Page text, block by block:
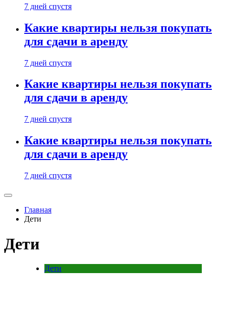
7 дней спустя
Какие квартиры нельзя покупать
для сдачи в аренду
7 дней спустя
Какие квартиры нельзя покупать
для сдачи в аренду
7 дней спустя
Какие квартиры нельзя покупать
для сдачи в аренду
7 дней спустя
Главная
Дети
Дети
Дети